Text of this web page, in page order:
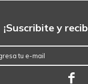
¡Suscribite y
